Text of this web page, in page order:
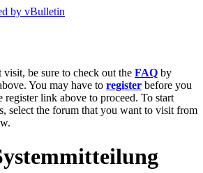
be sure to check out the FAQ by
You may have to register before you
register link above to proceed. To start
select the forum that you want to visit from